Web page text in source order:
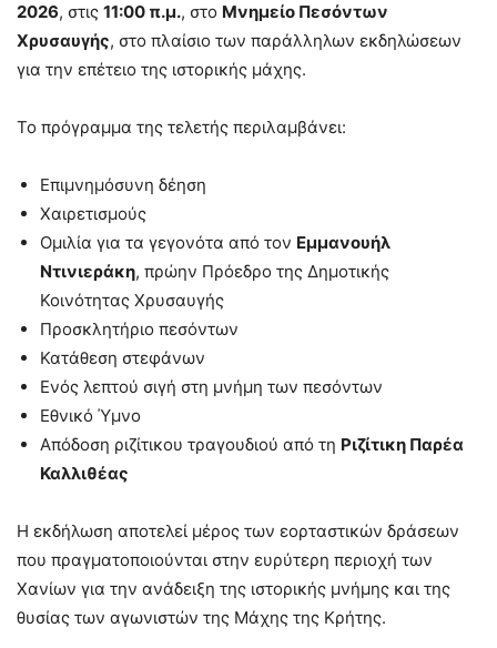
2026, στις 11:00 π.μ., στο Μνημείο Πεσόντων
Χρυσαυγής, στο πλαίσιο των παράλληλων εκδηλώσεων
για την επέτειο της ιστορικής μάχης.
Το πρόγραμμα της τελετής περιλαμβάνει:
Επιμνημόσυνη δέηση
Χαιρετισμούς
Ομιλία για τα γεγονότα από τον Εμμανουήλ
Ντινιεράκη, πρώην Πρόεδρο της Δημοτικής
Κοινότητας Χρυσαυγής
Προσκλητήριο πεσόντων
Κατάθεση στεφάνων
Ενός λεπτού σιγή στη μνήμη των πεσόντων
Εθνικό Ύμνο
Απόδοση ριζίτικου τραγουδιού από τη Ριζίτικη Παρέα
Καλλιθέας
Η εκδήλωση αποτελεί μέρος των εορταστικών δράσεων
που πραγματοποιούνται στην ευρύτερη περιοχή των
Χανίων για την ανάδειξη της ιστορικής μνήμης και της
θυσίας των αγωνιστών της Μάχης της Κρήτης.